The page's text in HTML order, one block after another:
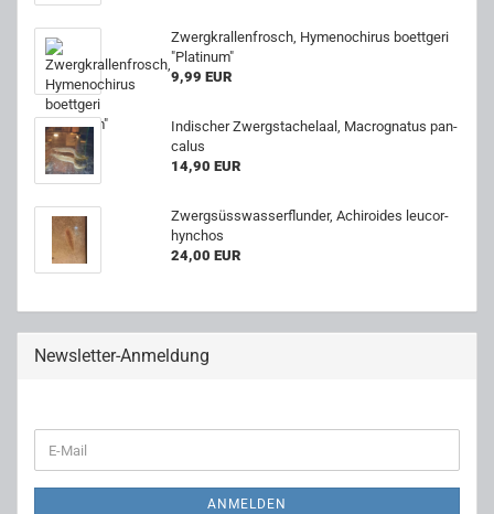
Zwerg­kral­len­frosch, Hy­me­no­chirus boett­ge­ri
"Pla­ti­num"
9,99 EUR
In­di­scher Zwerg­sta­che­laal, Ma­cro­gna­tus pan­
ca­lus
14,90 EUR
Zwerg­süss­was­ser­flun­der, Achi­ro­ides leu­cor­
hyn­chos
24,00 EUR
Newsletter-Anmeldung
ZUR
E-
Mail
ANMELDEN